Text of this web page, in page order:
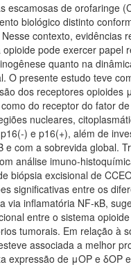
escamosas de orofaringe
biológico distinto
contexto, evidências
pode exercer papel
quanto na
O presente estudo teve
dos receptores opioides
do receptor do fator
nucleares,
) e p16(+), além de
e com a sobrevida global.
análise imuno-
biópsia excisional de
significativas entre os
via inflamatória NF-κB,
entre o sistema
tumorais. Em relação à
associada a melhor
expressão de μOP e δOP